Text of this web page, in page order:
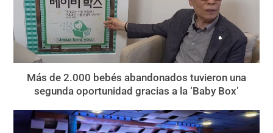
Más de 2.000 bebés abandonados tuvieron una
segunda oportunidad gracias a la ‘Baby Box’